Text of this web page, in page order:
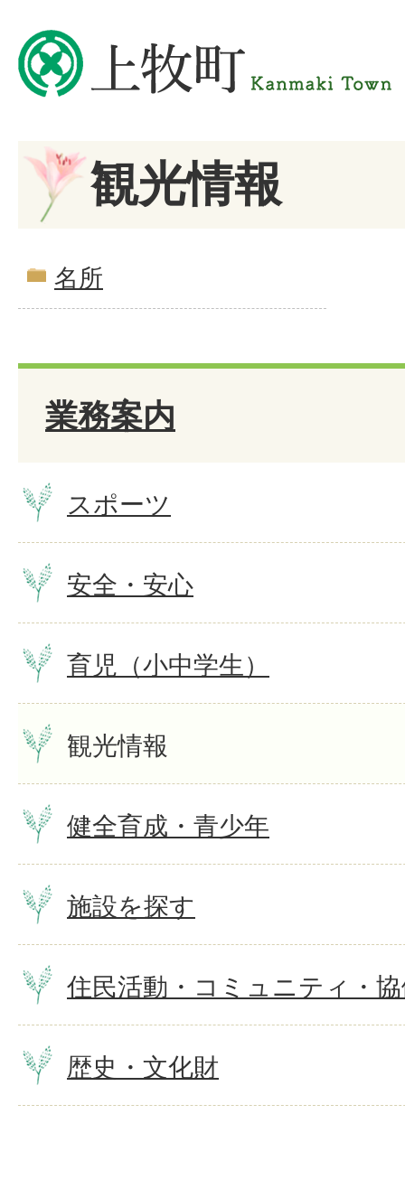
観光情報
名所
業務案内
スポーツ
安全・安心
育児（小中学生）
観光情報
健全育成・青少年
施設を探す
住民活動・コミュニティ・
歴史・文化財